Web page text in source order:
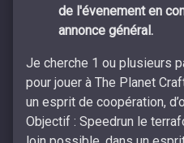
de l'évenement en
annonce général.
Je cherche 1 ou plusieurs
pour jouer à The Planet
un esprit de coopération,
Objectif : Speedrun le